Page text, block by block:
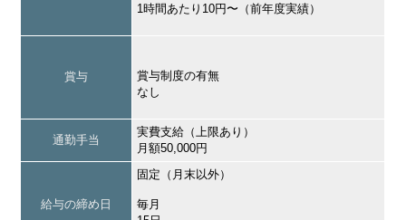
1時間あたり10円〜（前年度実績）
賞与
賞与制度の有無
なし
通勤手当
実費支給（上限あり）
月額50,000円
給与の締め日
固定（月末以外）
毎月